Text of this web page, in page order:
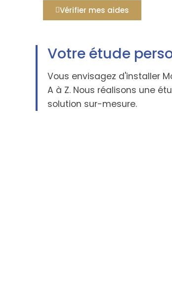
Vérifier mes aides
Votre étude
Vous envisagez d'installer
A à Z. Nous réalisons une
solution sur-mesure.